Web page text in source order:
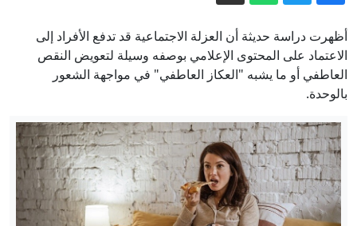
اندلاع حريق في مجمع نصير آباد الصناعي
في طهران (فيديو)
الدفاع الروسية: استهداف مستودعات وقود
مرتبطة بالجيش الأوكراني في أوديسا
إعصار "دولفين" يربك الطيران الصيني..
1300 رحلة ملغاة بشنغهاي
أظهرت دراسة حديثة أن العزلة الاجتماعية قد تدفع الأفراد إلى
الاعتماد على المحتوى الإعلامي بوصفه وسيلة لتعويض النقص
العاطفي أو ما يشبه "العكاز العاطفي" في مواجهة الشعور
بالوحدة.